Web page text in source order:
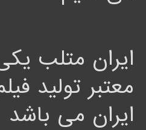
ایران متلب
معتبر تولید
ایران می باشد